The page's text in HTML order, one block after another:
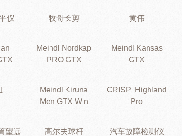
仪 牧哥长剪 黄伟
Meindl Nordkap
PRO GTX
Meindl Kansas
GTX
Meindl Kiruna
Men GTX Win
CRISPI Highland
Pro
望远
高尔夫球杆 汽车故障检测仪